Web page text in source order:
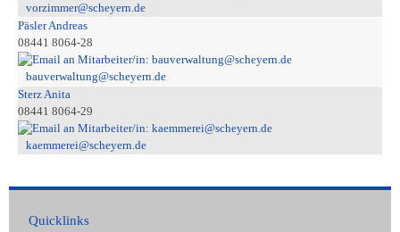
vorzimmer@scheyern.de
Päsler Andreas
08441 8064-28
bauverwaltung@scheyern.de
Sterz Anita
08441 8064-29
kaemmerei@scheyern.de
Quicklinks